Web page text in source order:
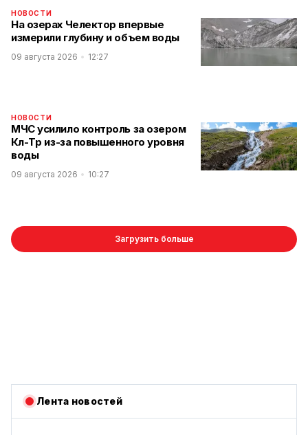
НОВОСТИ
На озерах Челектор впервые
измерили глубину и объем воды
09 августа 2026 12:27
НОВОСТИ
МЧС усилило контроль за озером
Көл-Төр из-за повышенного уровня
воды
09 августа 2026 10:27
Загрузить больше
Лента новостей